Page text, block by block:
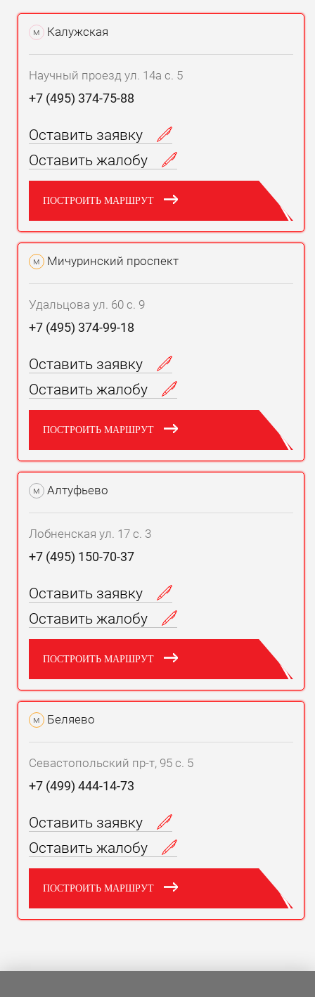
м Калужская
Научный проезд ул. 14а с. 5
+7 (495) 374-75-88
Оставить заявку
Оставить жалобу
ПОСТРОИТЬ МАРШРУТ
м Мичуринский проспект
Удальцова ул. 60 с. 9
+7 (495) 374-99-18
Оставить заявку
Оставить жалобу
ПОСТРОИТЬ МАРШРУТ
м Алтуфьево
Лобненская ул. 17 с. 3
+7 (495) 150-70-37
Оставить заявку
Оставить жалобу
ПОСТРОИТЬ МАРШРУТ
м Беляево
Севастопольский пр-т, 95 с. 5
+7 (499) 444-14-73
Оставить заявку
Оставить жалобу
ПОСТРОИТЬ МАРШРУТ